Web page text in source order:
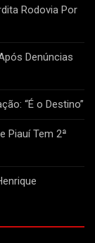
Rodovia Por
Denúncias
“É o Destino”
Piauí Tem 2ª